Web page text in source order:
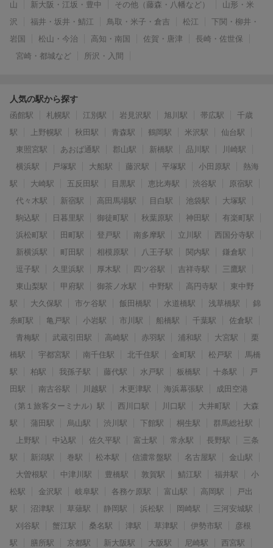
山 新大阪・江坂・豊中 その他（藤森・八幡など）
山形・米
沢
福井・坂井・鯖江 鳥取・米子・倉吉 松江
下関・柳井・
岩国
松山・今治 高知・南国 佐賀・唐津
長崎・佐世保
宮崎・都城など
所沢・入間
人気の駅から探す
函館駅 札幌駅 江別駅 岩見沢駅 旭川駅 帯広駅
千歳
駅
上野幌駅 秋田駅 青森駅 鶴岡駅 米沢駅
仙台駅
東照宮駅
あおば通駅 郡山駅 新橋駅 品川駅
川崎駅
横浜駅
戸塚駅 大船駅 藤沢駅 平塚駅 小田原駅
熱海
駅
大崎駅 五反田駅 目黒駅 恵比寿駅 渋谷駅
原宿駅
代々木駅
新宿駅 高田馬場駅 目白駅 池袋駅
大塚駅
駒込駅
日暮里駅 御徒町駅 秋葉原駅 神田駅
有楽町駅
浜松町駅
田町駅 登戸駅 南多摩駅 立川駅
西国分寺駅
新横浜駅
町田駅 相模原駅 八王子駅 関内駅
鎌倉駅
逗子駅
久里浜駅 厚木駅 四ツ谷駅 吉祥寺駅
三鷹駅
東山梨駅
甲府駅 御茶ノ水駅 中野駅 高円寺駅
東中野
駅
大久保駅 市ケ谷駅 飯田橋駅 水道橋駅 浅草橋駅
錦
糸町駅
亀戸駅 小岩駅 市川駅 船橋駅 千葉駅
佐倉駅
青梅駅
武蔵引田駅 高崎駅 赤羽駅 浦和駅 大宮駅
栗
橋駅
宇都宮駅 南千住駅 北千住駅 金町駅 松戸駅
馬橋
駅
柏駅 我孫子駅 藤代駅 水戸駅 板橋駅 十条駅
戸
田駅
南古谷駅 川越駅 木更津駅 海浜幕張駅
成田空港
（第１旅客ターミナル）駅
西川口駅 川口駅 大井町駅
大森
駅
蒲田駅 烏山駅 渋川駅 下館駅 桐生駅
群馬総社駅
上野駅
中込駅 佐久平駅 富士駅 常永駅 長野駅
三条
駅
新潟駅 巻駅 松本駅 信濃常盤駅 名古屋駅
金山駅
大曽根駅
中津川駅 豊橋駅 敦賀駅 鯖江駅 福井駅
小
松駅
金沢駅 岐阜駅 各務ケ原駅 富山駅 高岡駅
戸出
駅
沼津駅 草薙駅 静岡駅 浜松駅 岡崎駅
三河安城駅
刈谷駅
蟹江駅 桑名駅 津駅 草津駅 伊勢市駅
彦根
駅
膳所駅 京都駅 新大阪駅 大阪駅 尼崎駅
西宮駅